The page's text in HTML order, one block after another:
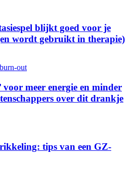
blijkt goed voor je
wordt gebruikt in therapie)
out
voor meer energie en minder
over dit drankje
tips van een GZ-